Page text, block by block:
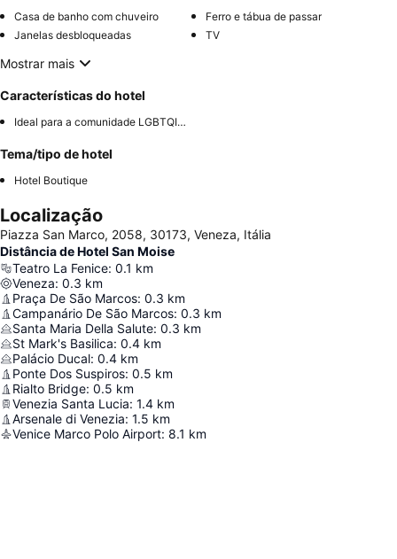
Casa de banho com chuveiro
Ferro e tábua de passar
Janelas desbloqueadas
TV
Mostrar mais
Características do hotel
Ideal para a comunidade LGBTQIA+
Tema/tipo de hotel
Hotel Boutique
Localização
Piazza San Marco, 2058, 30173, Veneza, Itália
Distância de Hotel San Moise
Teatro La Fenice: 0.1 km
Veneza: 0.3 km
Praça De São Marcos: 0.3 km
Campanário De São Marcos: 0.3 km
Santa Maria Della Salute: 0.3 km
St Mark's Basilica: 0.4 km
Palácio Ducal: 0.4 km
Ponte Dos Suspiros: 0.5 km
Rialto Bridge: 0.5 km
Venezia Santa Lucia: 1.4 km
Arsenale di Venezia: 1.5 km
Venice Marco Polo Airport: 8.1 km